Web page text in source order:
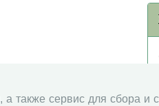
, а также сервис для сбора и